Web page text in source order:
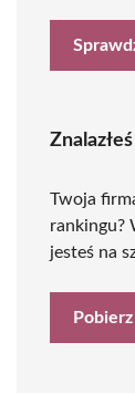
Twoja
rankingu?
jesteś na